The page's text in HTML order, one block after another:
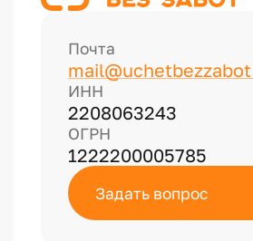
Почта
ИНН
2208063243
ОГРН
1222200005785
Задать вопрос